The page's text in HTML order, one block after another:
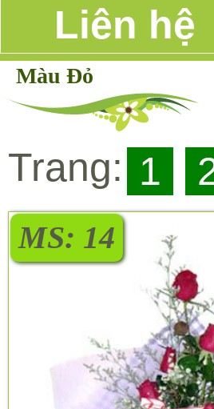
Liên hệ
Màu Đỏ
Trang: 1
MS: 14